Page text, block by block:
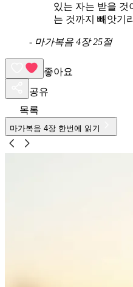
있는 자는 받을 것
는 것까지 빼앗기
- 마가복음 4장 25절
좋아요
공유
목록
마가복음 4장 한번에 읽기